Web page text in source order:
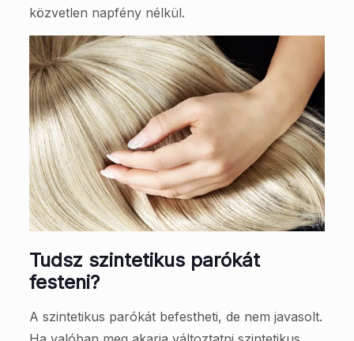
közvetlen napfény nélkül.
Tudsz szintetikus parókát
festeni?
A szintetikus parókát befestheti, de nem javasolt.